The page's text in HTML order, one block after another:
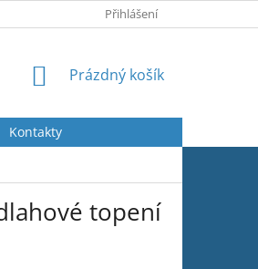
VRÁCENÍ ZBOŽÍ
Přihlášení
NÁKUPNÍ
Prázdný košík
Kontakty
topení